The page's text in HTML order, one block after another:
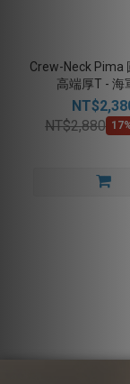
Crew-Neck Pima 圓領男用
高端厚T - 海
NT$2,880
Crew-